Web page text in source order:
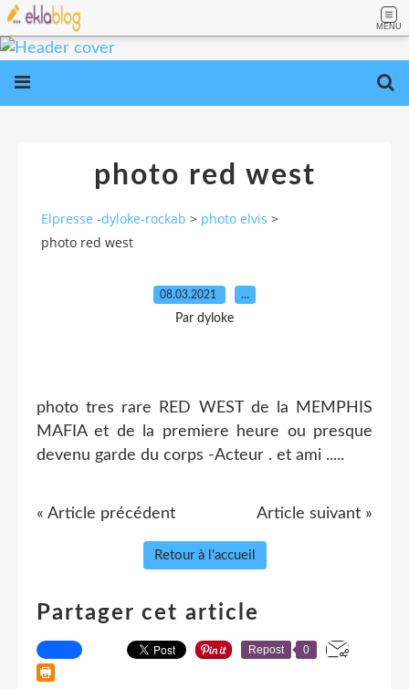
MENU
photo red west
Elpresse -dyloke-rockab > photo elvis >
photo red west
08.03.2021 …
Par dyloke
photo tres rare RED WEST de la MEMPHIS
MAFIA et de la premiere heure ou presque
devenu garde du corps -Acteur . et ami .....
« Article précédent Article suivant »
Retour à l'accueil
Partager cet article
Repost 0